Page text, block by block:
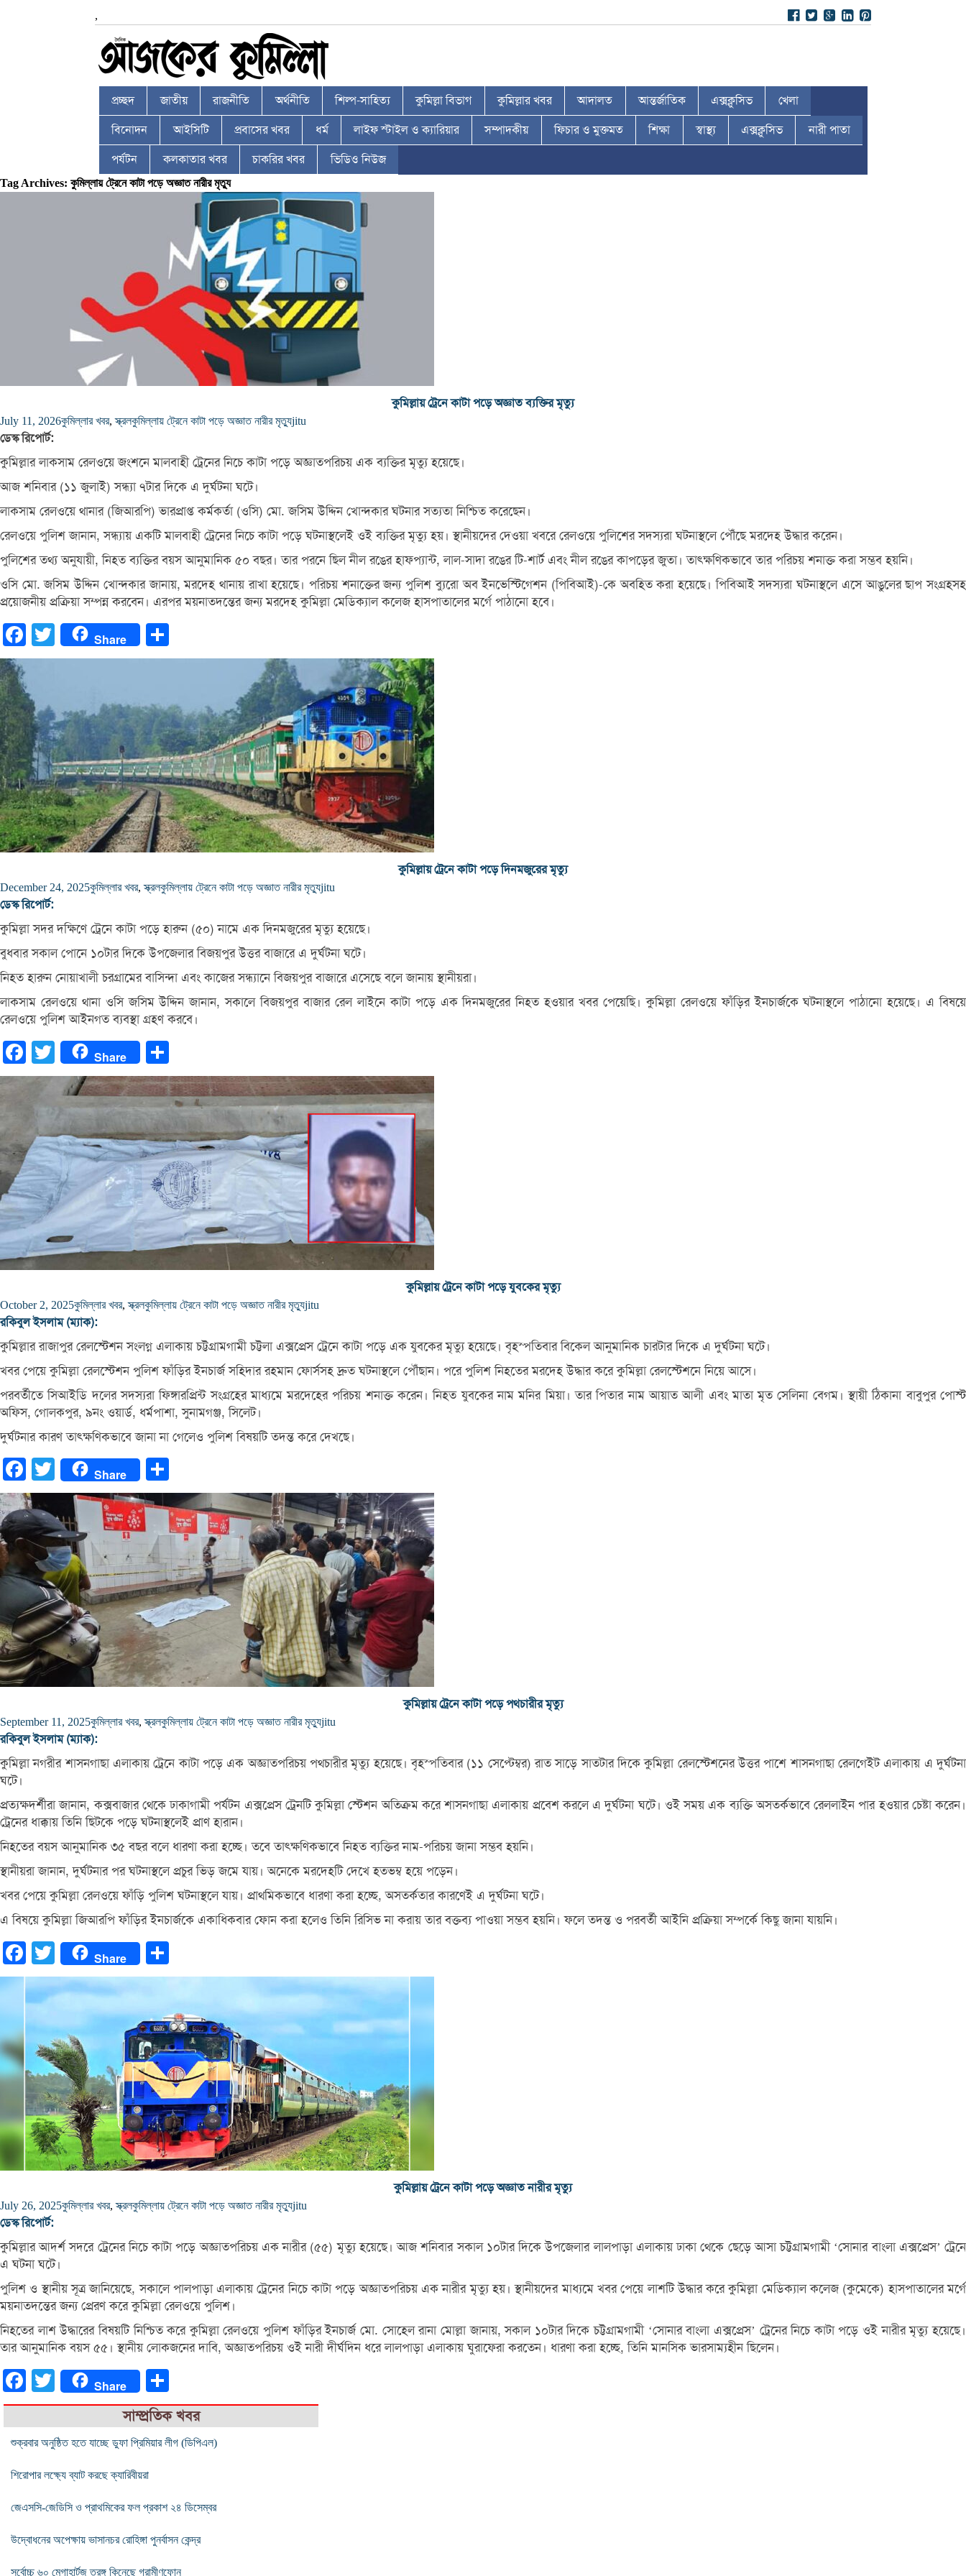
,
প্রচ্ছদ জাতীয় রাজনীতি অর্থনীতি শিল্প-সাহিত্য কুমিল্লা বিভাগ কুমিল্লার খবর আদালত আন্তর্জাতিক এক্সক্লুসিভ খেলা
বিনোদন আইসিটি প্রবাসের খবর ধর্ম লাইফ স্টাইল ও ক্যারিয়ার সম্পাদকীয় ফিচার ও মুক্তমত শিক্ষা স্বাস্থ্য এক্সক্লুসিভ নারী পাতা
পর্যটন কলকাতার খবর চাকরির খবর ভিডিও নিউজ
Tag Archives: কুমিল্লায় ট্রেনে কাটা পড়ে অজ্ঞাত নারীর মৃত্যু
কুমিল্লায় ট্রেনে কাটা পড়ে অজ্ঞাত ব্যক্তির মৃত্যু
July 11, 2026কুমিল্লার খবর,স্ক্রলকুমিল্লায় ট্রেনে কাটা পড়ে অজ্ঞাত নারীর মৃত্যুjitu
ডেস্ক রিপোর্ট:
কুমিল্লার লাকসাম রেলওয়ে জংশনে মালবাহী ট্রেনের নিচে কাটা পড়ে অজ্ঞাতপরিচয় এক ব্যক্তির মৃত্যু হয়েছে।
আজ শনিবার (১১ জুলাই) সন্ধ্যা ৭টার দিকে এ দুর্ঘটনা ঘটে।
লাকসাম রেলওয়ে থানার (জিআরপি) ভারপ্রাপ্ত কর্মকর্তা (ওসি) মো. জসিম উদ্দিন খোন্দকার ঘটনার সত্যতা নিশ্চিত করেছেন।
রেলওয়ে পুলিশ জানান, সন্ধ্যায় একটি মালবাহী ট্রেনের নিচে কাটা পড়ে ঘটনাস্থলেই ওই ব্যক্তির মৃত্যু হয়। স্থানীয়দের দেওয়া খবরে রেলওয়ে পুলিশের সদস্যরা ঘটনাস্থলে পৌঁছে মরদেহ উদ্ধার করেন।
পুলিশের তথ্য অনুযায়ী, নিহত ব্যক্তির বয়স আনুমানিক ৫০ বছর। তার পরনে ছিল নীল রঙের হাফপ্যান্ট, লাল-সাদা রঙের টি-শার্ট এবং নীল রঙের কাপড়ের জুতা। তাৎক্ষণিকভাবে তার পরিচয় শনাক্ত করা সম্ভব হয়নি।
ওসি মো. জসিম উদ্দিন খোন্দকার জানায়, মরদেহ থানায় রাখা হয়েছে। পরিচয় শনাক্তের জন্য পুলিশ ব্যুরো অব ইনভেস্টিগেশন (পিবিআই)-কে অবহিত করা হয়েছে। পিবিআই সদস্যরা ঘটনাস্থলে এসে আঙুলের ছাপ সংগ্রহসহ
প্রয়োজনীয় প্রক্রিয়া সম্পন্ন করবেন। এরপর ময়নাতদন্তের জন্য মরদেহ কুমিল্লা মেডিক্যাল কলেজ হাসপাতালের মর্গে পাঠানো হবে।
FacebookTwitter Share
কুমিল্লায় ট্রেনে কাটা পড়ে দিনমজুরের মৃত্যু
December 24, 2025কুমিল্লার খবর,স্ক্রলকুমিল্লায় ট্রেনে কাটা পড়ে অজ্ঞাত নারীর মৃত্যুjitu
ডেস্ক রিপোর্ট:
কুমিল্লা সদর দক্ষিণে ট্রেনে কাটা পড়ে হারুন (৫০) নামে এক দিনমজুরের মৃত্যু হয়েছে।
বুধবার সকাল পোনে ১০টার দিকে উপজেলার বিজয়পুর উত্তর বাজারে এ দুর্ঘটনা ঘটে।
নিহত হারুন নোয়াখালী চরগ্রামের বাসিন্দা এবং কাজের সন্ধ্যানে বিজয়পুর বাজারে এসেছে বলে জানায় স্থানীয়রা।
লাকসাম রেলওয়ে থানা ওসি জসিম উদ্দিন জানান, সকালে বিজয়পুর বাজার রেল লাইনে কাটা পড়ে এক দিনমজুরের নিহত হওয়ার খবর পেয়েছি। কুমিল্লা রেলওয়ে ফাঁড়ির ইনচার্জকে ঘটনাস্থলে পাঠানো হয়েছে। এ বিষয়ে
রেলওয়ে পুলিশ আইনগত ব্যবস্থা গ্রহণ করবে।
FacebookTwitter Share
কুমিল্লায় ট্রেনে কাটা পড়ে যুবকের মৃত্যু
October 2, 2025কুমিল্লার খবর,স্ক্রলকুমিল্লায় ট্রেনে কাটা পড়ে অজ্ঞাত নারীর মৃত্যুjitu
রকিবুল ইসলাম (ম্যাক):
কুমিল্লার রাজাপুর রেলস্টেশন সংলগ্ন এলাকায় চট্টগ্রামগামী চট্টলা এক্সপ্রেস ট্রেনে কাটা পড়ে এক যুবকের মৃত্যু হয়েছে। বৃহস্পতিবার বিকেল আনুমানিক চারটার দিকে এ দুর্ঘটনা ঘটে।
খবর পেয়ে কুমিল্লা রেলস্টেশন পুলিশ ফাঁড়ির ইনচার্জ সহিদার রহমান ফোর্সসহ দ্রুত ঘটনাস্থলে পৌঁছান। পরে পুলিশ নিহতের মরদেহ উদ্ধার করে কুমিল্লা রেলস্টেশনে নিয়ে আসে।
পরবর্তীতে সিআইডি দলের সদস্যরা ফিঙ্গারপ্রিন্ট সংগ্রহের মাধ্যমে মরদেহের পরিচয় শনাক্ত করেন। নিহত যুবকের নাম মনির মিয়া। তার পিতার নাম আয়াত আলী এবং মাতা মৃত সেলিনা বেগম। স্থায়ী ঠিকানা বাবুপুর পোস্ট
অফিস, গোলকপুর, ৯নং ওয়ার্ড, ধর্মপাশা, সুনামগঞ্জ, সিলেট।
দুর্ঘটনার কারণ তাৎক্ষণিকভাবে জানা না গেলেও পুলিশ বিষয়টি তদন্ত করে দেখছে।
FacebookTwitter Share
কুমিল্লায় ট্রেনে কাটা পড়ে পথচারীর মৃত্যু
September 11, 2025কুমিল্লার খবর,স্ক্রলকুমিল্লায় ট্রেনে কাটা পড়ে অজ্ঞাত নারীর মৃত্যুjitu
রকিবুল ইসলাম (ম্যাক):
কুমিল্লা নগরীর শাসনগাছা এলাকায় ট্রেনে কাটা পড়ে এক অজ্ঞাতপরিচয় পথচারীর মৃত্যু হয়েছে। বৃহস্পতিবার (১১ সেপ্টেম্বর) রাত সাড়ে সাতটার দিকে কুমিল্লা রেলস্টেশনের উত্তর পাশে শাসনগাছা রেলগেইট এলাকায় এ দুর্ঘটনা
ঘটে।
প্রত্যক্ষদর্শীরা জানান, কক্সবাজার থেকে ঢাকাগামী পর্যটন এক্সপ্রেস ট্রেনটি কুমিল্লা স্টেশন অতিক্রম করে শাসনগাছা এলাকায় প্রবেশ করলে এ দুর্ঘটনা ঘটে। ওই সময় এক ব্যক্তি অসতর্কভাবে রেললাইন পার হওয়ার চেষ্টা করেন।
ট্রেনের ধাক্কায় তিনি ছিটকে পড়ে ঘটনাস্থলেই প্রাণ হারান।
নিহতের বয়স আনুমানিক ৩৫ বছর বলে ধারণা করা হচ্ছে। তবে তাৎক্ষণিকভাবে নিহত ব্যক্তির নাম-পরিচয় জানা সম্ভব হয়নি।
স্থানীয়রা জানান, দুর্ঘটনার পর ঘটনাস্থলে প্রচুর ভিড় জমে যায়। অনেকে মরদেহটি দেখে হতভম্ব হয়ে পড়েন।
খবর পেয়ে কুমিল্লা রেলওয়ে ফাঁড়ি পুলিশ ঘটনাস্থলে যায়। প্রাথমিকভাবে ধারণা করা হচ্ছে, অসতর্কতার কারণেই এ দুর্ঘটনা ঘটে।
এ বিষয়ে কুমিল্লা জিআরপি ফাঁড়ির ইনচার্জকে একাধিকবার ফোন করা হলেও তিনি রিসিভ না করায় তার বক্তব্য পাওয়া সম্ভব হয়নি। ফলে তদন্ত ও পরবর্তী আইনি প্রক্রিয়া সম্পর্কে কিছু জানা যায়নি।
FacebookTwitter Share
কুমিল্লায় ট্রেনে কাটা পড়ে অজ্ঞাত নারীর মৃত্যু
July 26, 2025কুমিল্লার খবর,স্ক্রলকুমিল্লায় ট্রেনে কাটা পড়ে অজ্ঞাত নারীর মৃত্যুjitu
ডেস্ক রিপোর্ট:
কুমিল্লার আদর্শ সদরে ট্রেনের নিচে কাটা পড়ে অজ্ঞাতপরিচয় এক নারীর (৫৫) মৃত্যু হয়েছে। আজ শনিবার সকাল ১০টার দিকে উপজেলার লালপাড়া এলাকায় ঢাকা থেকে ছেড়ে আসা চট্টগ্রামগামী ‌‌‘সোনার বাংলা এক্সপ্রেস’ ট্রেনে
এ ঘটনা ঘটে।
পুলিশ ও স্থানীয় সূত্র জানিয়েছে, সকালে পালপাড়া এলাকায় ট্রেনের নিচে কাটা পড়ে অজ্ঞাতপরিচয় এক নারীর মৃত্যু হয়। স্থানীয়দের মাধ্যমে খবর পেয়ে লাশটি উদ্ধার করে কুমিল্লা মেডিক্যাল কলেজ (কুমেকে) হাসপাতালের মর্গে
ময়নাতদন্তের জন্য প্রেরণ করে কুমিল্লা রেলওয়ে পুলিশ।
নিহতের লাশ উদ্ধারের বিষয়টি নিশ্চিত করে কুমিল্লা রেলওয়ে পুলিশ ফাঁড়ির ইনচার্জ মো. সোহেল রানা মোল্লা জানায়, সকাল ১০টার দিকে চট্টগ্রামগামী ‘সোনার বাংলা এক্সপ্রেস’ ট্রেনের নিচে কাটা পড়ে ওই নারীর মৃত্যু হয়েছে।
তার আনুমানিক বয়স ৫৫। স্থানীয় লোকজনের দাবি, অজ্ঞাতপরিচয় ওই নারী দীর্ঘদিন ধরে লালপাড়া এলাকায় ঘুরাফেরা করতেন। ধারণা করা হচ্ছে, তিনি মানসিক ভারসাম্যহীন ছিলেন।
FacebookTwitter Share
সাম্প্রতিক খবর
শুক্রবার অনুষ্ঠিত হতে যাচ্ছে ডুফা প্রিমিয়ার লীগ (ডিপিএল)
শিরোপার লক্ষ্যে ব্যাট করছে ক্যারিবীয়রা
জেএসসি-জেডিসি ও প্রাথমিকের ফল প্রকাশ ২৪ ডিসেম্বর
উদ্বোধনের অপেক্ষায় ভাসানচর রোহিঙ্গা পুনর্বাসন কেন্দ্র
সর্বোচ্চ ৬০ মেগাহার্টজ তরঙ্গ কিনেছে গ্রামীণফোন